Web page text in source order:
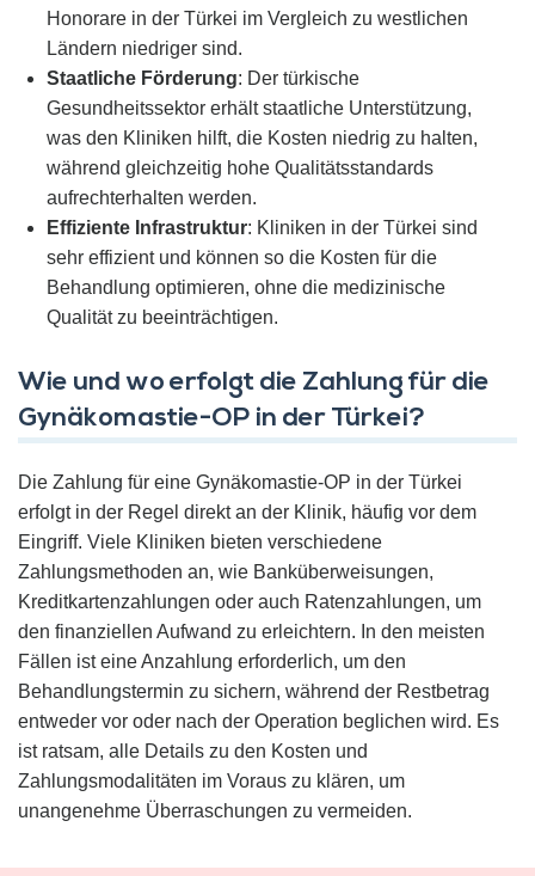
Honorare in der Türkei im Vergleich zu westlichen
Ländern niedriger sind.
Staatliche Förderung: Der türkische
Gesundheitssektor erhält staatliche Unterstützung,
was den Kliniken hilft, die Kosten niedrig zu halten,
während gleichzeitig hohe Qualitätsstandards
aufrechterhalten werden.
Effiziente Infrastruktur: Kliniken in der Türkei sind
sehr effizient und können so die Kosten für die
Behandlung optimieren, ohne die medizinische
Qualität zu beeinträchtigen.
Wie und wo erfolgt die Zahlung für die
Gynäkomastie-OP in der Türkei?
Die Zahlung für eine Gynäkomastie-OP in der Türkei
erfolgt in der Regel direkt an der Klinik, häufig vor dem
Eingriff. Viele Kliniken bieten verschiedene
Zahlungsmethoden an, wie Banküberweisungen,
Kreditkartenzahlungen oder auch Ratenzahlungen, um
den finanziellen Aufwand zu erleichtern. In den meisten
Fällen ist eine Anzahlung erforderlich, um den
Behandlungstermin zu sichern, während der Restbetrag
entweder vor oder nach der Operation beglichen wird. Es
ist ratsam, alle Details zu den Kosten und
Zahlungsmodalitäten im Voraus zu klären, um
unangenehme Überraschungen zu vermeiden.